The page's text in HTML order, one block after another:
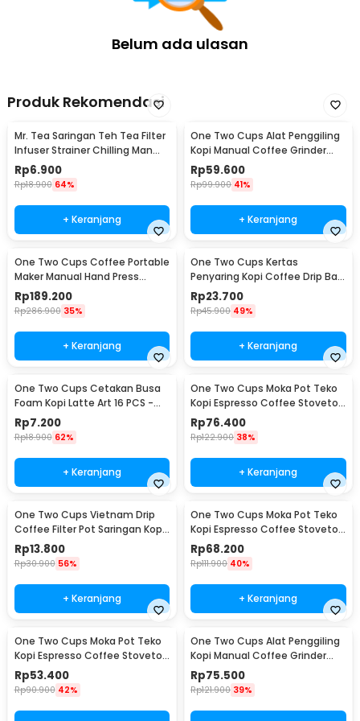
Kelengkapan Produk
Rincian yang Anda dapatkan untuk pembelian produk ini:
110mm 8-12Cup 100PCS - W12
Belum ada ulasan
Produk Rekomendasi
Mr. Tea Saringan Teh Tea Filter
Infuser Strainer Chilling Man
Silicon - MR03
Rp6.900
Rp18.900 64%
+ Keranjang
One Two Cups Alat Penggiling
Kopi Manual Coffee Grinder
Portable - WFCG9800
Rp59.600
Rp99.900 41%
+ Keranjang
One Two Cups Coffee Portable
Maker Manual Hand Press
Espresso 300ml - T35066
Rp189.200
Rp286.900 35%
+ Keranjang
One Two Cups Kertas
Penyaring Kopi Coffee Drip Bag
Paper Filter 50PCS - T111
Rp23.700
Rp45.900 49%
+ Keranjang
One Two Cups Cetakan Busa
Foam Kopi Latte Art 16 PCS -
JJYE01
Rp7.200
Rp18.900 62%
+ Keranjang
One Two Cups Moka Pot Teko
Kopi Espresso Coffee Stovetop
6 Cup 300ml - Z20
Rp76.400
Rp122.900 38%
+ Keranjang
One Two Cups Vietnam Drip
Coffee Filter Pot Saringan Kopi
180ml 8Q - LC1
Rp13.800
Rp30.900 56%
+ Keranjang
One Two Cups Moka Pot Teko
Kopi Espresso Coffee Stovetop
4 Cup 200ml - Z20
Rp68.200
Rp111.900 40%
+ Keranjang
One Two Cups Moka Pot Teko
Kopi Espresso Coffee Stovetop
2 Cup 100ml - Z20
Rp53.400
Rp90.900 42%
One Two Cups Alat Penggiling
Kopi Manual Coffee Grinder
Wood - 16290
Rp75.500
Rp121.900 39%